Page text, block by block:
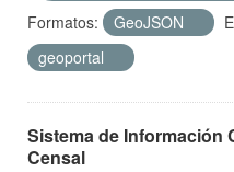
Formatos:
GeoJSON
geoportal
Sistema de Información
Censal